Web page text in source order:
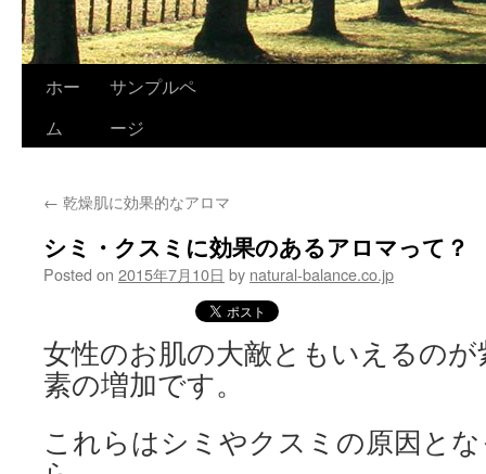
Skip
ホー
ム
サンプルペ
ージ
← 乾燥肌に効果的なアロマ
シミ・クスミに効果のあるアロマって？
Posted on 2015年7月10日 by natural-balance.co.jp
女性のお肌の大敵ともいえるの
素の増加です。
これらはシミやクスミの原因と